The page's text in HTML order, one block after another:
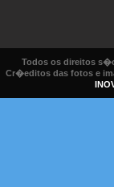
Todos os direitos
Cr�editos das fotos e